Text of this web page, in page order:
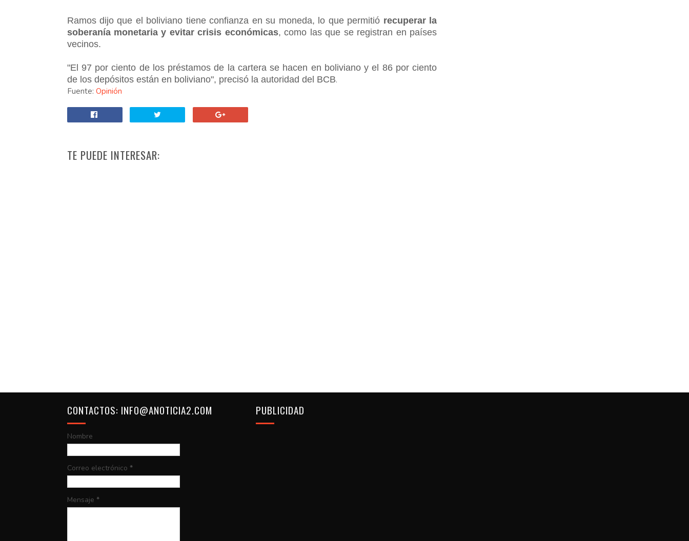
Ramos dijo que el boliviano tiene confianza en su moneda, lo que permitió recuperar la
soberanía monetaria y evitar crisis económicas, como las que se registran en países
vecinos.
"El 97 por ciento de los préstamos de la cartera se hacen en boliviano y el 86 por ciento
de los depósitos están en boliviano", precisó la autoridad del BCB.
Fuente: Opinión
TE PUEDE INTERESAR:
CONTACTOS: INFO@ANOTICIA2.COM
Nombre
Correo electrónico *
Mensaje *
PUBLICIDAD